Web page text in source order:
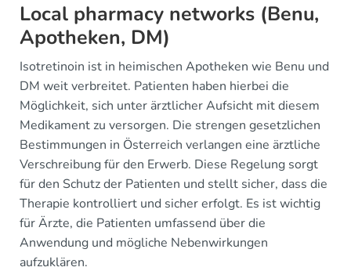
Local pharmacy networks (Benu,
Apotheken, DM)
Isotretinoin ist in heimischen Apotheken wie Benu und
DM weit verbreitet. Patienten haben hierbei die
Möglichkeit, sich unter ärztlicher Aufsicht mit diesem
Medikament zu versorgen. Die strengen gesetzlichen
Bestimmungen in Österreich verlangen eine ärztliche
Verschreibung für den Erwerb. Diese Regelung sorgt
für den Schutz der Patienten und stellt sicher, dass die
Therapie kontrolliert und sicher erfolgt. Es ist wichtig
für Ärzte, die Patienten umfassend über die
Anwendung und mögliche Nebenwirkungen
aufzuklären.